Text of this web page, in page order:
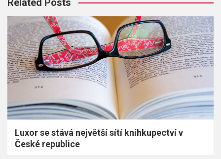
Related Posts
Luxor se stává největší sítí knihkupectví v
České republice